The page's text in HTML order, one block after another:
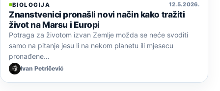
BIOLOGIJA 12. 5. 2026.
Znanstvenici pronašli novi način kako tražiti
život na Marsu i Europi
Potraga za životom izvan Zemlje možda se neće svoditi
samo na pitanje jesu li na nekom planetu ili mjesecu
pronađene…
Ivan Petričević